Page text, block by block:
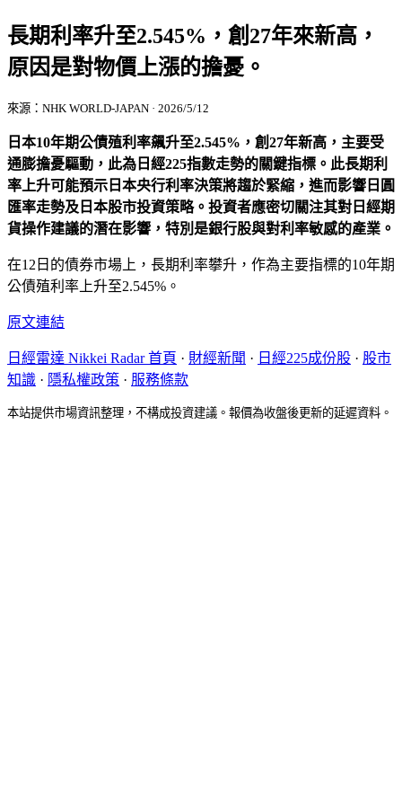
長期利率升至2.545%，創27年來新高，
原因是對物價上漲的擔憂。
來源：NHK WORLD-JAPAN · 2026/5/12
日本10年期公債殖利率飆升至2.545%，創27年新高，主要受
通膨擔憂驅動，此為日經225指數走勢的關鍵指標。此長期利
率上升可能預示日本央行利率決策將趨於緊縮，進而影響日圓
匯率走勢及日本股市投資策略。投資者應密切關注其對日經期
貨操作建議的潛在影響，特別是銀行股與對利率敏感的產業。
在12日的債券市場上，長期利率攀升，作為主要指標的10年期
公債殖利率上升至2.545%。
原文連結
日經雷達 Nikkei Radar 首頁 · 財經新聞 · 日經225成份股 · 股市
知識 · 隱私權政策 · 服務條款
本站提供市場資訊整理，不構成投資建議。報價為收盤後更新的延遲資料。